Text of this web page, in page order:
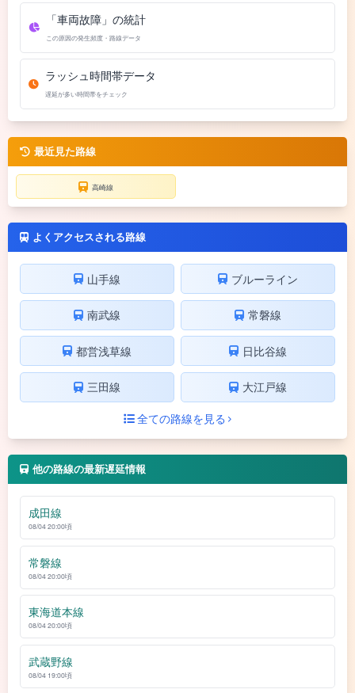
「車両故障」の統計
この原因の発生頻度・路線データ
ラッシュ時間帯データ
遅延が多い時間帯をチェック
最近見た路線
高崎線
よくアクセスされる路線
山手線 ブルーライン
南武線 常磐線
都営浅草線 日比谷線
三田線
大江戸線
全ての路線を見る
他の路線の最新遅延情報
成田線
08/04 20:00頃
常磐線
08/04 20:00頃
東海道本線
08/04 20:00頃
武蔵野線
08/04 19:00頃